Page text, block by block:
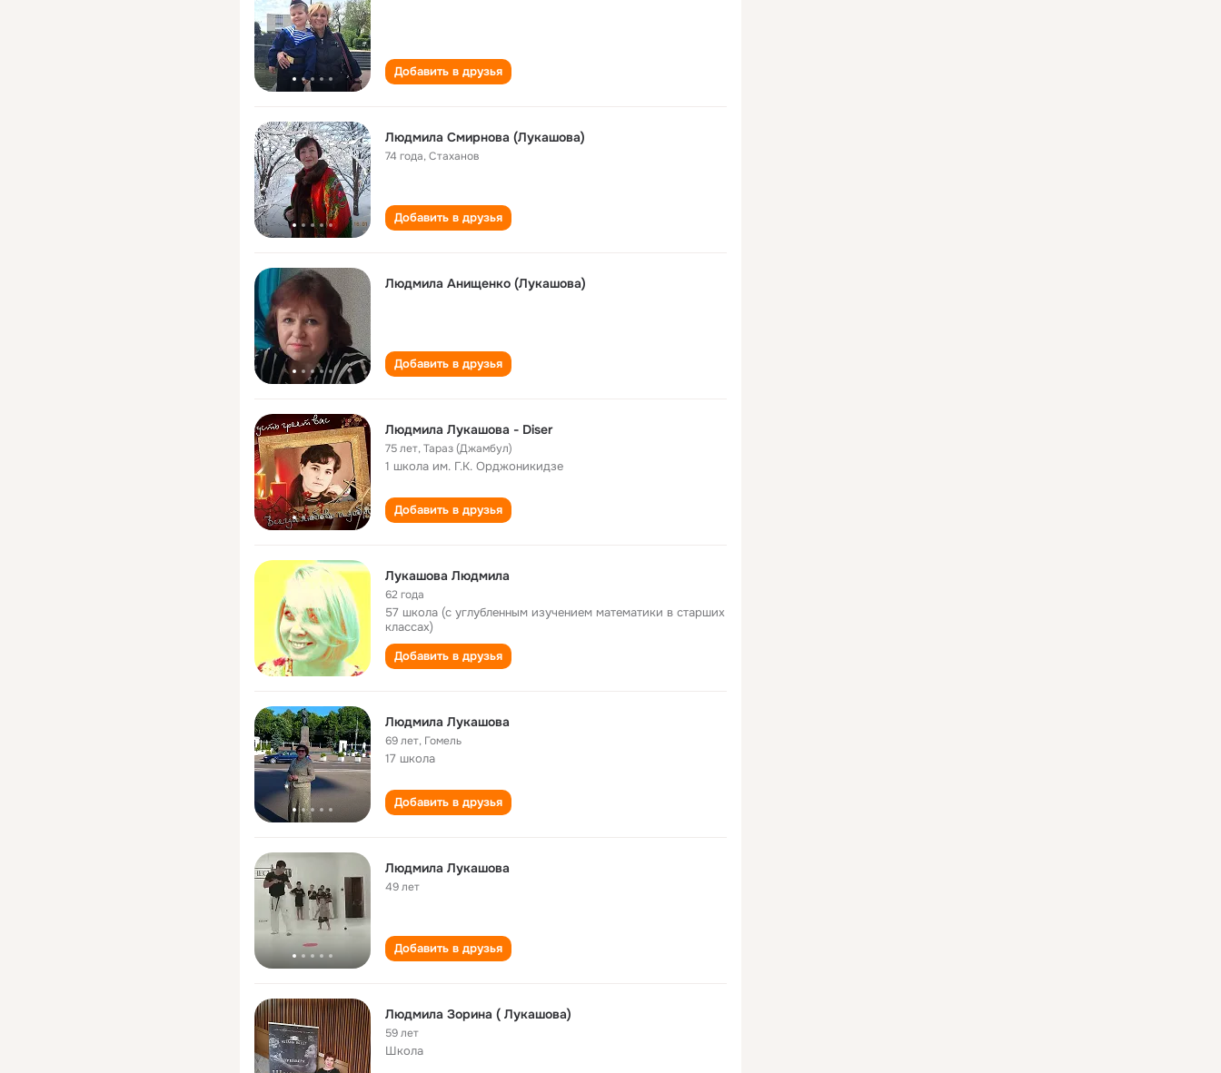
Добавить в друзья
Людмила Смирнова (Лукашова)
74 года,Стаханов
Добавить в друзья
Людмила Анищенко (Лукашова)
Добавить в друзья
Людмила Лукашова - Diser
75 лет,Тараз (Джамбул)
1 школа им. Г.К. Орджоникидзе
Добавить в друзья
Лукашова Людмила
62 года
57 школа (с углубленным изучением математики в старших
классах)
Добавить в друзья
Людмила Лукашова
69 лет, Гомель
17 школа
Добавить в друзья
Людмила Лукашова
49 лет
Добавить в друзья
Людмила Зорина ( Лукашова)
59 лет
Школа